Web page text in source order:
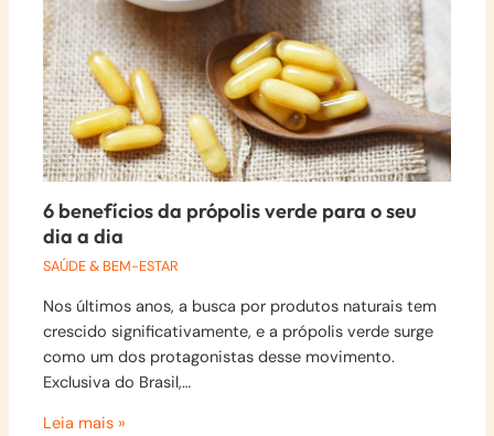
6 benefícios da própolis verde para o seu
dia a dia
SAÚDE & BEM-ESTAR
Nos últimos anos, a busca por produtos naturais tem
crescido significativamente, e a própolis verde surge
como um dos protagonistas desse movimento.
Exclusiva do Brasil,…
Leia mais »